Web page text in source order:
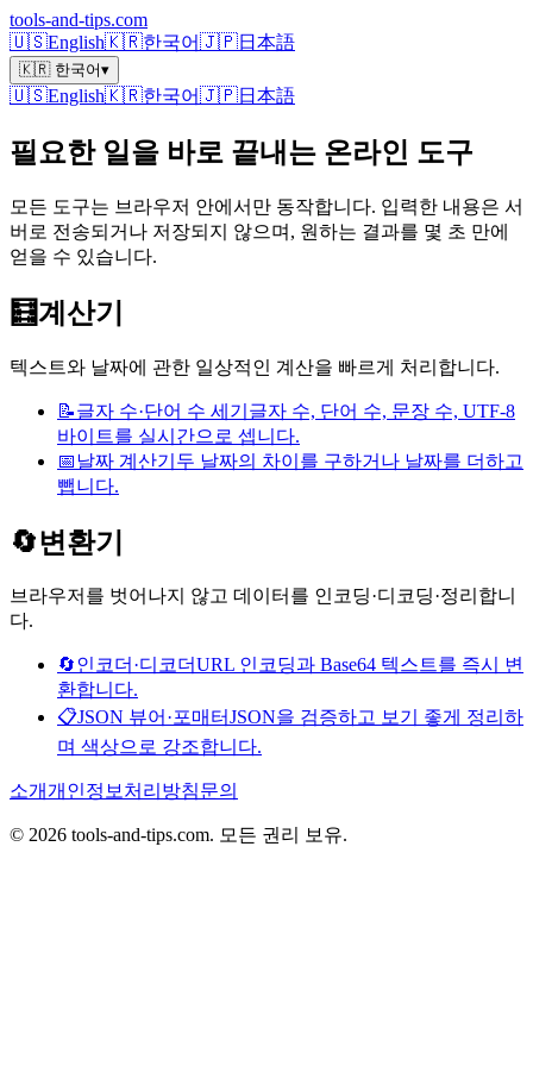
tools-and-tips.com
🇺🇸English🇰🇷한국어🇯🇵日本語
🇰🇷 한국어▾
🇺🇸English🇰🇷한국어🇯🇵日本語
필요한 일을 바로 끝내는 온라인 도구
모든 도구는 브라우저 안에서만 동작합니다. 입력한 내용은 서
버로 전송되거나 저장되지 않으며, 원하는 결과를 몇 초 만에
얻을 수 있습니다.
🧮계산기
텍스트와 날짜에 관한 일상적인 계산을 빠르게 처리합니다.
📝글자 수·단어 수 세기 글자 수, 단어 수, 문장 수, UTF-8
바이트를 실시간으로 셉니다.
📅날짜 계산기 두 날짜의 차이를 구하거나 날짜를 더하고
뺍니다.
🔄변환기
브라우저를 벗어나지 않고 데이터를 인코딩·디코딩·정리합니
다.
🔄인코더·디코더URL 인코딩과 Base64 텍스트를 즉시 변
환합니다.
📋JSON 뷰어·포매터JSON을 검증하고 보기 좋게 정리하
며 색상으로 강조합니다.
소개개인정보처리방침문의
© 2026 tools-and-tips.com. 모든 권리 보유.